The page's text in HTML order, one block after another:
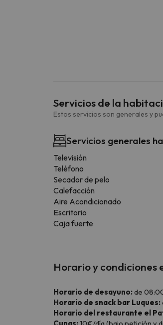
Servicios de la
Estos servicios son generales y
Servicios generales
Televisión
Teléfono
Secador de pelo
Calefacción
Aire Acondicionado
Escritorio
Caja fuerte
Horario y condiciones
Horario de desayuno:de
Horario de snack bar Luques:
Horario del restaurante el